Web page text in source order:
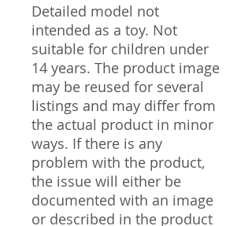
Detailed model not
intended as a toy. Not
suitable for children under
14 years. The product image
may be reused for several
listings and may differ from
the actual product in minor
ways. If there is any
problem with the product,
the issue will either be
documented with an image
or described in the product